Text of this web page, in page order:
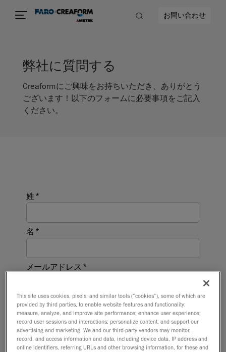
お問い合わせ
弊社に質問する
Creaformにご興味をお持ちいただき、ありがとう
ございます！以下のフォームに必要事項をご記入
ください。
This site uses cookies, pixels, and similar tools (“cookies”), some of which are
provided by third parties, to enable website features and functionality;
measure, analyze, and improve site performance; enhance user experience;
record user sessions and interactions; personalize content; and support our
advertising and marketing. We and our third-party vendors may monitor,
record, and access information and data, including device data, IP address and
online identifiers, referring URLs and other browsing information, for these and